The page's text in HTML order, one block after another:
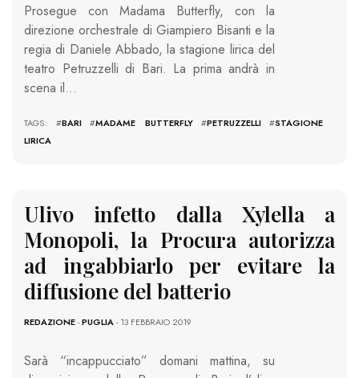
Prosegue con Madama Butterfly, con la
direzione orchestrale di Giampiero Bisanti e la
regia di Daniele Abbado, la stagione lirica del
teatro Petruzzelli di Bari. La prima andrà in
scena il…
TAGS: #BARI #MADAME BUTTERFLY #PETRUZZELLI #STAGIONE
LIRICA
Ulivo infetto dalla Xylella a
Monopoli, la Procura autorizza
ad ingabbiarlo per evitare la
diffusione del batterio
REDAZIONE-PUGLIA- 13 FEBBRAIO 2019
Sarà “incappucciato” domani mattina, su